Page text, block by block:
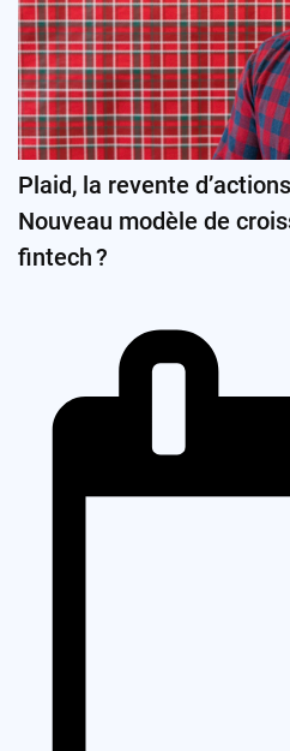
Plaid, la revente
Nouveau modèle de
fintech ?